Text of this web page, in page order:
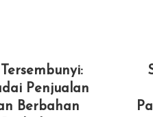
Penjualan
Berbahan